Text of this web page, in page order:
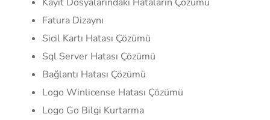
Fatura Dizaynı
Sicil Kartı Hatası Çözümü
Sql Server Hatası Çözümü
Bağlantı Hatası Çözümü
Logo Winlicense Hatası Çözümü
Logo Go Bilgi Kurtarma